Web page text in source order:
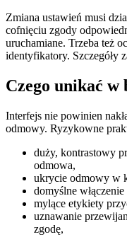
Zmiana ustawień musi
cofnięciu zgody
uruchamiane. Trzeba też
identyfikatory. Szczegóły
Czego unikać w
Interfejs nie powinien
odmowy. Ryzykowne
duży, kontrastowy
odmowa,
ukrycie odmowy w
domyślne
mylące etykiety
uznawanie
zgodę,